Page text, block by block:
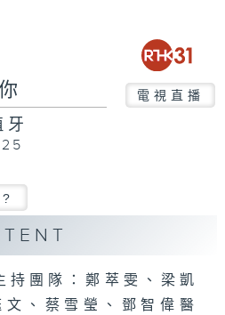
電視直播
牙
團隊：鄭萃雯、梁凱
、蔡雪瑩、鄧智偉醫